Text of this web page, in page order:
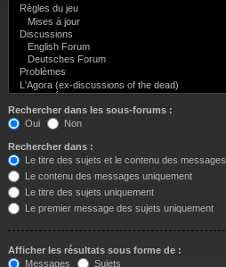
Rechercher dans les sous-forums :
Oui
Non
Rechercher dans :
Le titre des sujets et le contenu des messages
Le contenu des messages uniquement
Le titre des sujets uniquement
Le premier message des sujets uniquement
Afficher les résultats sous forme de :
Messages
Sujets